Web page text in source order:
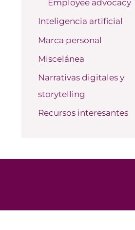
Employee advocacy
Inteligencia artificial
Marca personal
Miscelánea
Narrativas digitales y
storytelling
Recursos interesantes